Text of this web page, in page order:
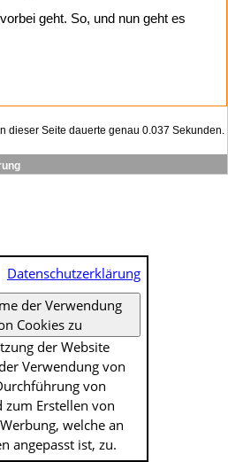
geht. So, und nun geht es
dieser Seite dauerte genau 0.037 Sekunden.
Datenschutzerklärung
der Verwendung
von Cookies zu
der Website
Verwendung von
von
zum Erstellen von
welche an
angepasst ist, zu.